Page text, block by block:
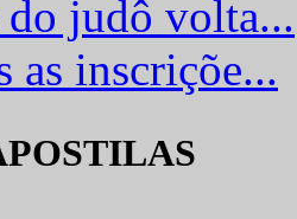
do judô volta...
as inscriçõe...